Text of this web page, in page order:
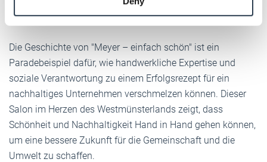
Weitere Informationen:Impressum Datenschutz
reduzieren.
Die Geschichte von "Meyer – einfach schön" ist ein
Paradebeispiel dafür, wie handwerkliche Expertise und
soziale Verantwortung zu einem Erfolgsrezept für ein
nachhaltiges Unternehmen verschmelzen können. Dieser
Salon im Herzen des Westmünsterlands zeigt, dass
Schönheit und Nachhaltigkeit Hand in Hand gehen können,
um eine bessere Zukunft für die Gemeinschaft und die
Umwelt zu schaffen.